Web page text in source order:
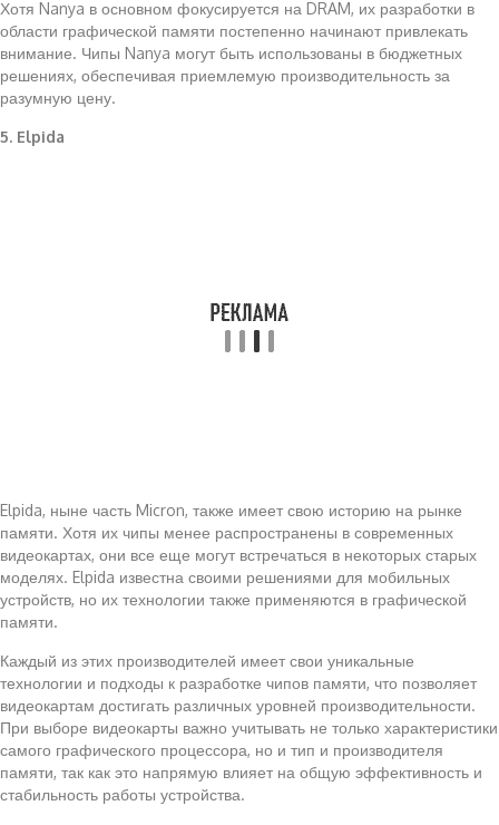
Хотя Nanya в основном фокусируется на DRAM, их разработки в
области графической памяти постепенно начинают привлекать
внимание. Чипы Nanya могут быть использованы в бюджетных
решениях, обеспечивая приемлемую производительность за
разумную цену.
5. Elpida
Elpida, ныне часть Micron, также имеет свою историю на рынке
памяти. Хотя их чипы менее распространены в современных
видеокартах, они все еще могут встречаться в некоторых старых
моделях. Elpida известна своими решениями для мобильных
устройств, но их технологии также применяются в графической
памяти.
Каждый из этих производителей имеет свои уникальные
технологии и подходы к разработке чипов памяти, что позволяет
видеокартам достигать различных уровней производительности.
При выборе видеокарты важно учитывать не только характеристики
самого графического процессора, но и тип и производителя
памяти, так как это напрямую влияет на общую эффективность и
стабильность работы устройства.